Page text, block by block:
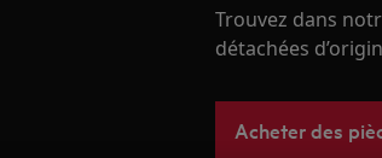
Trouvez dans
détachées
Acheter des